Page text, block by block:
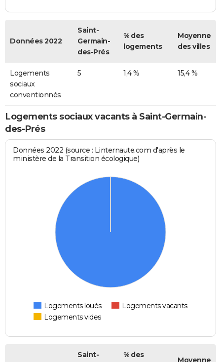
Données 2022
Saint-
Germain-
des-Prés
% des
logements
Moyenne
des villes
Logements
sociaux
conventionnés
5 1,4 % 15,4 %
Logements sociaux vacants à Saint-Germain-
des-Prés
Données 2022 (source : Linternaute.com d'après le
ministère de la Transition écologique)
Logements loués
Logements vacants
Logements vides
Saint-
% des
Moyenne